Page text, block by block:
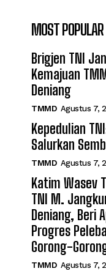
MOST POPULAR
Brigjen TNI
Kemajuan
Deniang
TMMD Agustus 7,
Kepedulian
Salurkan
TMMD Agustus 7,
Katim Wasev
TNI M.
Deniang, Beri
Progres
Gorong-
TMMD Agustus 7,